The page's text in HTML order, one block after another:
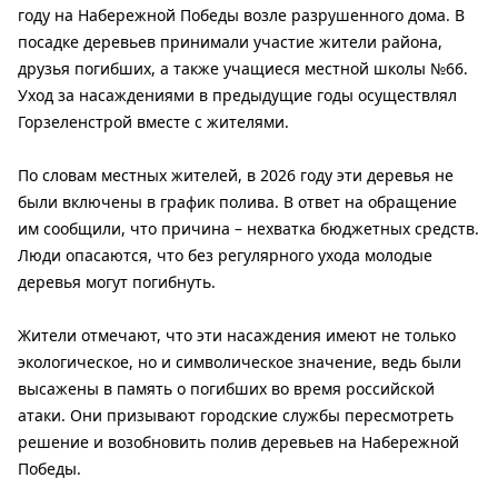
году на Набережной Победы возле разрушенного дома. В
посадке деревьев принимали участие жители района,
друзья погибших, а также учащиеся местной школы №66.
Уход за насаждениями в предыдущие годы осуществлял
Горзеленстрой вместе с жителями.
По словам местных жителей, в 2026 году эти деревья не
были включены в график полива. В ответ на обращение
им сообщили, что причина – нехватка бюджетных средств.
Люди опасаются, что без регулярного ухода молодые
деревья могут погибнуть.
Жители отмечают, что эти насаждения имеют не только
экологическое, но и символическое значение, ведь были
высажены в память о погибших во время российской
атаки. Они призывают городские службы пересмотреть
решение и возобновить полив деревьев на Набережной
Победы.